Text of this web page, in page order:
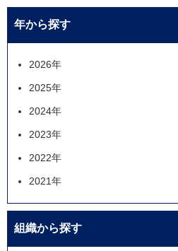
年から探す
2026年
2025年
2024年
2023年
2022年
2021年
組織から探す